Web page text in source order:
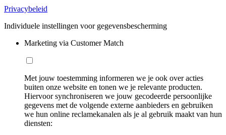
Privacybeleid
Individuele instellingen voor gegevensbescherming
Marketing via Customer Match
Met jouw toestemming informeren we je ook over acties
buiten onze website en tonen we je relevante producten.
Hiervoor synchroniseren we jouw gecodeerde persoonlijke
gegevens met de volgende externe aanbieders en gebruiken
we hun online reclamekanalen als je al gebruik maakt van hun
diensten: